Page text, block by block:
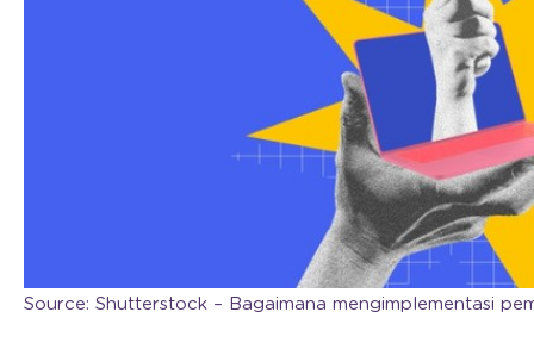
Source: Shutterstock – Bagaimana mengimplementasi